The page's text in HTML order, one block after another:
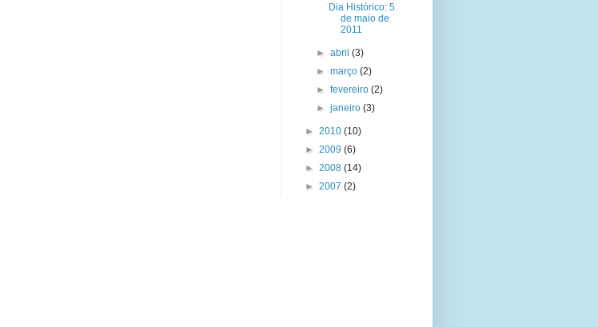
Dia Histórico: 5
de maio de
2011
►abril(3)
►março(2)
►fevereiro(2)
►janeiro(3)
► 2010 (10)
► 2009 (6)
► 2008 (14)
► 2007 (2)